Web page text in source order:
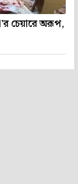
চেয়ারে অরূপ,